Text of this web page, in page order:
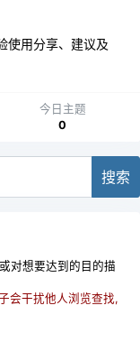
使用分享、建议及
今日主题
0
搜索
对想要达到的目的描
会干扰他人浏览查找,